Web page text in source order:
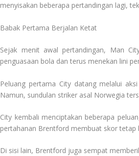
menyisakan beberapa pertandingan lagi,
Babak Pertama Berjalan Ketat
Sejak menit awal pertandingan, Man
penguasaan bola dan terus menekan lini
Peluang pertama City datang melalui
Namun, sundulan striker asal Norwegia
City kembali menciptakan beberapa
pertahanan Brentford membuat skor tetap
Di sisi lain, Brentford juga sempat